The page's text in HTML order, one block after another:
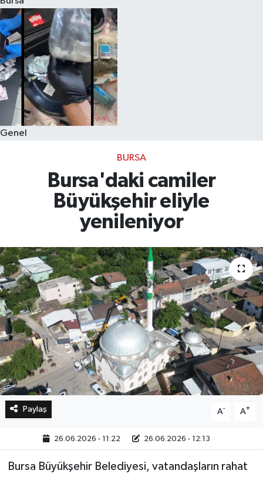
Genel
BURSA
Bursa'daki camiler
Büyükşehir eliyle
yenileniyor
Paylaş A- A+
26.06.2026 - 11:22 26.06.2026 - 12:13
Bursa Büyükşehir Belediyesi, vatandaşların rahat
Eğitim
Sağlık
Dünya
Magazin
Kültür & Sanat
Teknoloji
Genel
Bilim, Teknoloji